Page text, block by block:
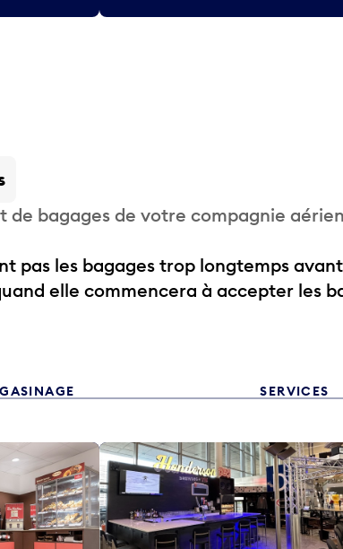
de bagages de votre compagnie
pas les bagages trop longtemps
elle commencera à accepter les
SERVICES